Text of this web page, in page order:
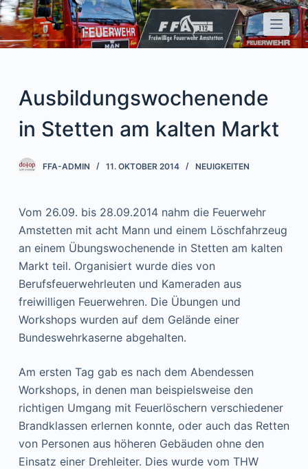
Z
u
m
h
a
n
g
e
n
Ausbildungswochenende
in Stetten am kalten Markt
FFA-ADMIN 11. OKTOBER 2014 NEUIGKEITEN
Vom 26.09. bis 28.09.2014 nahm die Feuerwehr
Amstetten mit acht Mann und einem Löschfahrzeug
an einem Übungswochenende in Stetten am kalten
Markt teil. Organisiert wurde dies von
Berufsfeuerwehrleuten und Kameraden aus
freiwilligen Feuerwehren. Die Übungen und
Workshops wurden auf dem Gelände einer
Bundeswehrkaserne abgehalten.
Am ersten Tag gab es nach dem Abendessen
Workshops, in denen man beispielsweise den
richtigen Umgang mit Feuerlöschern verschiedener
Brandklassen erlernen konnte, oder auch das Retten
von Personen aus höheren Gebäuden ohne den
Einsatz einer Drehleiter. Dies wurde vom THW